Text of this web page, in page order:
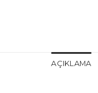
AÇIKLAMA